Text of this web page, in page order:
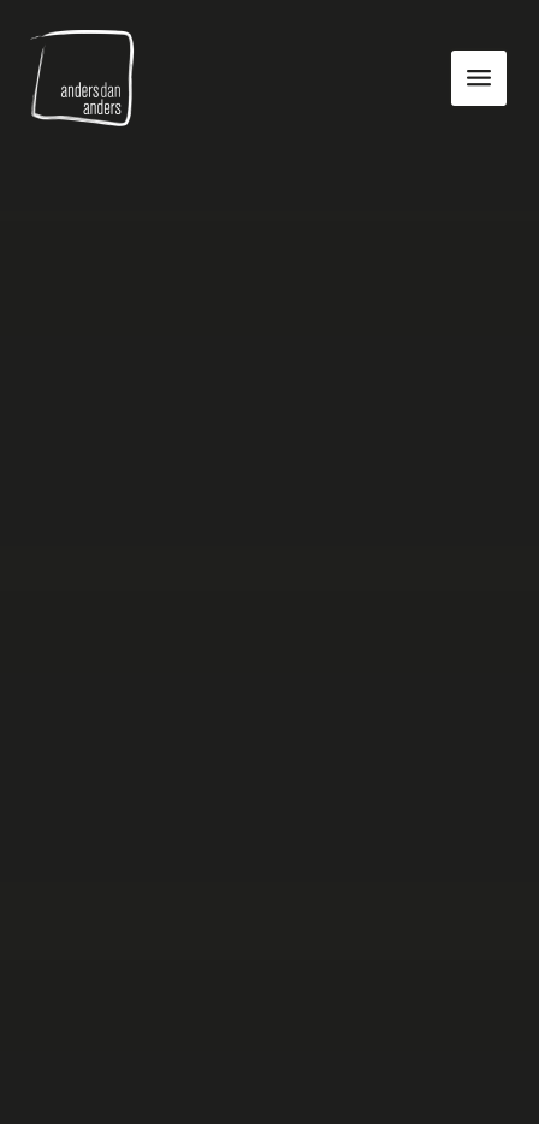
Anders
dan
Toon
navigatie